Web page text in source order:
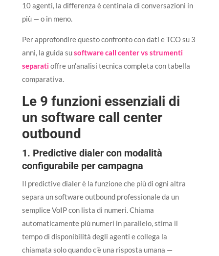
10 agenti, la differenza è centinaia di conversazioni in
più — o in meno.
Per approfondire questo confronto con dati e TCO su 3
anni, la guida susoftware call center vs strumenti
separatioffre un’analisi tecnica completa con tabella
comparativa.
Le 9 funzioni essenziali di
un software call center
outbound
1. Predictive dialer con modalità
configurabile per campagna
Il predictive dialer è la funzione che più di ogni altra
separa un software outbound professionale da un
semplice VoIP con lista di numeri. Chiama
automaticamente più numeri in parallelo, stima il
tempo di disponibilità degli agenti e collega la
chiamata solo quando c’è una risposta umana —